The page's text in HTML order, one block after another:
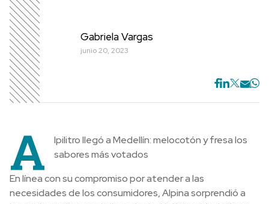
Gabriela Vargas
junio 20, 2023
A
lpilitro llegó a Medellín: melocotón y fresa los
sabores más votados
En línea con su compromiso por atender a las
necesidades de los consumidores, Alpina sorprendió a